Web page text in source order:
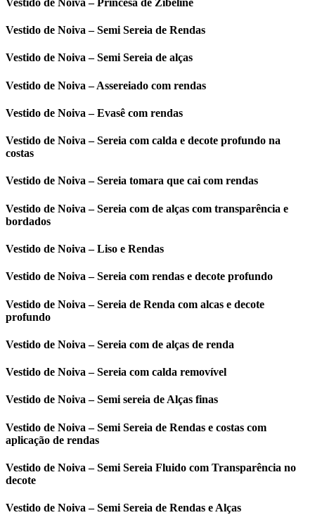
Vestido de Noiva – Semi Sereia de Rendas
Vestido de Noiva – Semi Sereia de alças
Vestido de Noiva – Assereiado com rendas
Vestido de Noiva – Evasê com rendas
Vestido de Noiva – Sereia com calda e decote profundo na
costas
Vestido de Noiva – Sereia tomara que cai com rendas
Vestido de Noiva – Sereia com de alças com transparência e
bordados
Vestido de Noiva – Liso e Rendas
Vestido de Noiva – Sereia com rendas e decote profundo
Vestido de Noiva – Sereia de Renda com alcas e decote
profundo
Vestido de Noiva – Sereia com de alças de renda
Vestido de Noiva – Sereia com calda removível
Vestido de Noiva – Semi sereia de Alças finas
Vestido de Noiva – Semi Sereia de Rendas e costas com
aplicação de rendas
Vestido de Noiva – Semi Sereia Fluido com Transparência no
decote
Vestido de Noiva – Semi Sereia de Rendas e Alças